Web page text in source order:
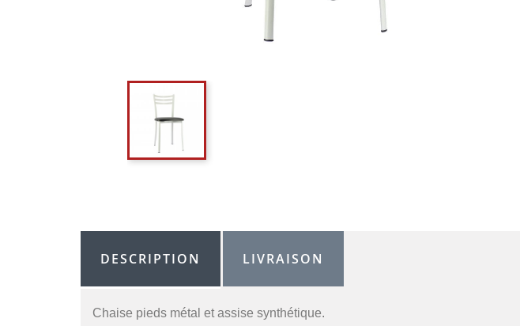
DESCRIPTION LIVRAISON
Chaise pieds métal et assise synthétique.